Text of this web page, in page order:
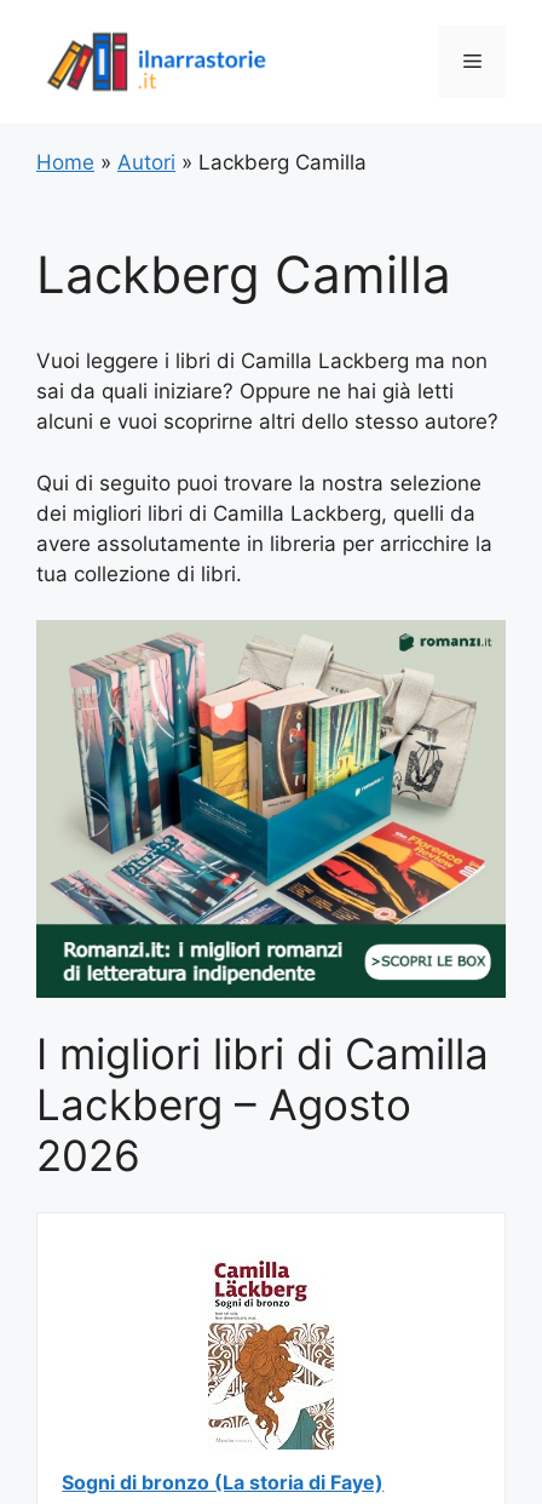
contenuto
Menu
Home » Autori » Lackberg Camilla
Lackberg Camilla
Vuoi leggere i libri di Camilla Lackberg ma non
sai da quali iniziare? Oppure ne hai già letti
alcuni e vuoi scoprirne altri dello stesso autore?
Qui di seguito puoi trovare la nostra selezione
dei migliori libri di Camilla Lackberg, quelli da
avere assolutamente in libreria per arricchire la
tua collezione di libri.
I migliori libri di Camilla
Lackberg – Agosto
2026
Sogni di bronzo (La storia di Faye)